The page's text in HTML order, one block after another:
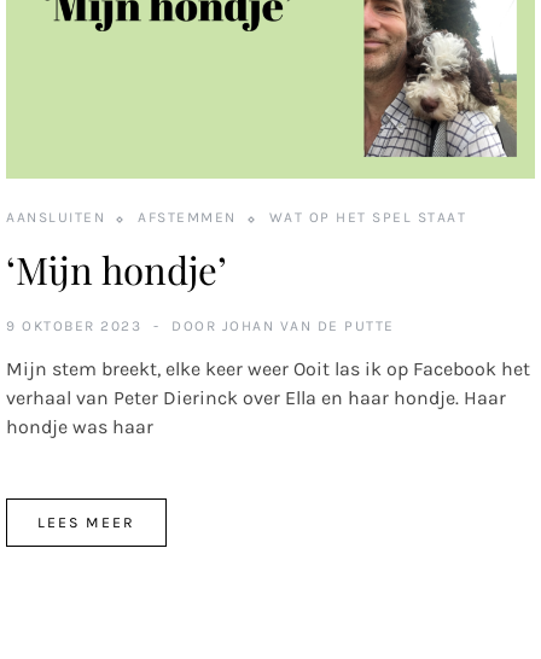
AANSLUITEN AFSTEMMEN WAT OP HET SPEL STAAT
‘Mijn hondje’
9 OKTOBER 2023 DOOR JOHAN VAN DE PUTTE
Mijn stem breekt, elke keer weer Ooit las ik op Facebook het
verhaal van Peter Dierinck over Ella en haar hondje. Haar
hondje was haar
LEES MEER